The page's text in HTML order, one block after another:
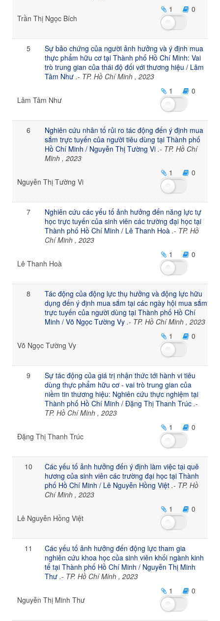
1
0
Trần Thị Ngọc Bích
5
Sự bảo chứng của người ảnh hưởng và ý định mua
thực phẩm hữu cơ tại Thành phố Hồ Chí Minh: Vai
trò trung gian của thái độ đối với thương hiệu / Lâm
Tâm Như.- TP. Hồ Chí Minh , 2023
1
0
Lâm Tâm Như
6
Nghiên cứu nhân tố rủi ro tác động đến ý định mua
sắm trực tuyến của người tiêu dùng tại Thành phố
Hồ Chí Minh / Nguyễn Thị Tường Vi.- TP. Hồ Chí
Minh , 2023
1
0
Nguyễn Thị Tường Vi
7
Nghiên cứu các yếu tố ảnh hưởng đến năng lực tự
học trực tuyến của sinh viên các trường đại học tại
Thành phố Hồ Chí Minh / Lê Thanh Hoà.- TP. Hồ
Chí Minh , 2023
1
0
Lê Thanh Hoà
8
Tác động của động lực thụ hưởng và động lực hữu
dụng đến ý định mua sắm tại các ngày hội mua sắm
trực tuyến của người dùng tại Thành phố Hồ Chí
Minh / Võ Ngọc Tường Vy.- TP. Hồ Chí Minh , 2023
1
0
Võ Ngọc Tường Vy
9
Sự tác động của giá trị nhận thức tới hành vi tiêu
dùng thực phẩm hữu cơ - vai trò trung gian của
niềm tin thương hiệu: Nghiên cứu thực nghiệm tại
Thành phố Hồ Chí Minh / Đặng Thị Thanh Trúc.-
TP. Hồ Chí Minh , 2023
1
0
Đặng Thị Thanh Trúc
10
Các yếu tố ảnh hưởng đến ý định làm việc tại quê
hương của sinh viên các trường đại học tại Thành
phố Hồ Chí Minh / Lê Nguyễn Hồng Việt.- TP. Hồ
Chí Minh , 2023
1
0
Lê Nguyễn Hồng Việt
11
Các yếu tố ảnh hưởng đến động lực tham gia
nghiên cứu khoa học của sinh viên khối ngành kinh
tế tại Thành phố Hồ Chí Minh / Nguyễn Thị Minh
Thư.- TP. Hồ Chí Minh , 2023
1
0
Nguyễn Thị Minh Thư